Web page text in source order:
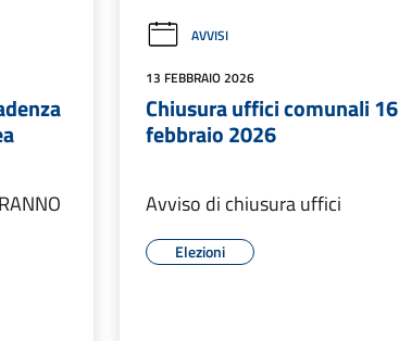
AVVISI
13 FEBBRAIO 2026
Chiusura uffici comunali 16
febbraio 2026
Avviso di chiusura uffici
Elezioni